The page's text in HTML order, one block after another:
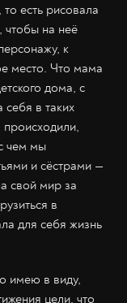
есть рисовала
чтобы на неё
к
место. Что мама
дома, с
в таких
чем мы
и сёстрами —
свой мир за
в
для себя жизнь
имею в виду,
цели, что